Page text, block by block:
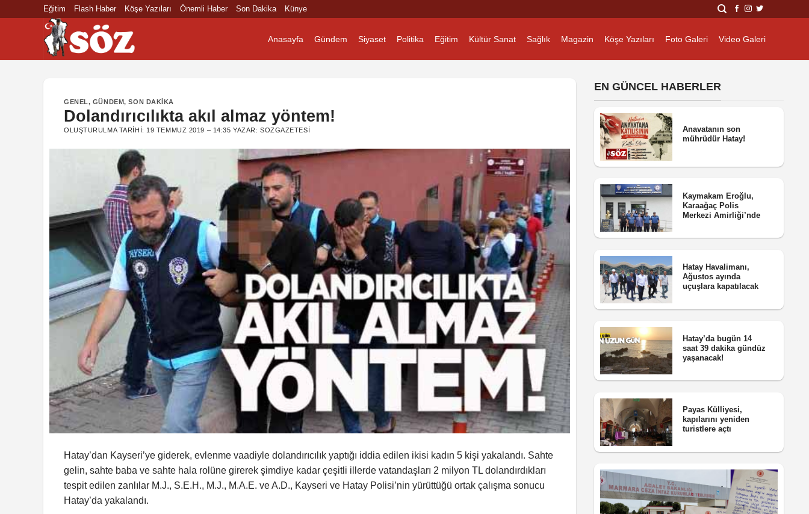
Eğitim Flash Haber Köşe Yazıları Önemli Haber Son Dakika Künye
Anasayfa Gündem Siyaset Politika Eğitim Kültür Sanat Sağlık Magazin Köşe Yazıları Foto Galeri Video Galeri
GENEL, GÜNDEM,SON DAKIKA
Dolandırıcılıkta akıl almaz yöntem!
OLUŞTURULMA TARIHI: 19 TEMMUZ 2019 – 14:35 YAZAR:SOZGAZETESI
Hatay’dan Kayseri’ye giderek, evlenme vaadiyle dolandırıcılık yaptığı iddia edilen ikisi kadın 5 kişi yakalandı. Sahte
gelin, sahte baba ve sahte hala rolüne girerek şimdiye kadar çeşitli illerde vatandaşları 2 milyon TL dolandırdıkları
tespit edilen zanlılar M.J., S.E.H., M.J., M.A.E. ve A.D., Kayseri ve Hatay Polisi’nin yürüttüğü ortak çalışma sonucu
Hatay’da yakalandı.
EN GÜNCEL HABERLER
Anavatanın son
mührüdür Hatay!
Kaymakam Eroğlu,
Karaağaç Polis
Merkezi Amirliği’nde
Hatay Havalimanı,
Ağustos ayında
uçuşlara kapatılacak
Hatay’da bugün 14
saat 39 dakika gündüz
yaşanacak!
Payas Külliyesi,
kapılarını yeniden
turistlere açtı